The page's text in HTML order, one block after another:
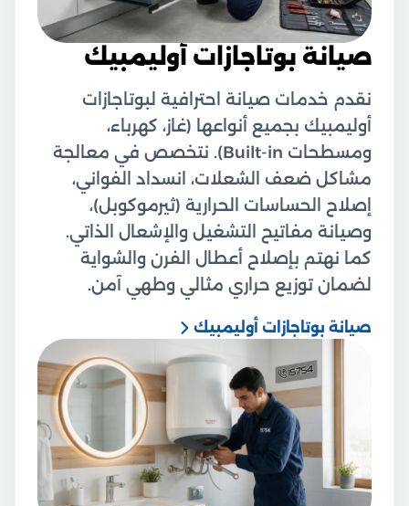
صيانة بوتاجازات أوليمبيك
نقدم خدمات صيانة احترافية لبوتاجازات
أوليمبيك بجميع أنواعها (غاز، كهرباء،
ومسطحات Built-in). نتخصص في معالجة
مشاكل ضعف الشعلات، انسداد الفواني،
إصلاح الحساسات الحرارية (ثيرموكوبل)،
وصيانة مفاتيح التشغيل والإشعال الذاتي.
كما نهتم بإصلاح أعطال الفرن والشواية
لضمان توزيع حراري مثالي وطهي آمن.
صيانة بوتاجازات أوليمبيك